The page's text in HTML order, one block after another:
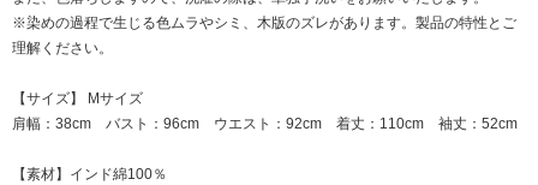
※染めの過程で生じる色ムラやシミ、木版のズレがあります。製品の特性とご
理解ください。
【サイズ】 Mサイズ
肩幅：38cm バスト：96cm ウエスト：92cm 着丈：110cm 袖丈：52cm
【素材】インド綿100％